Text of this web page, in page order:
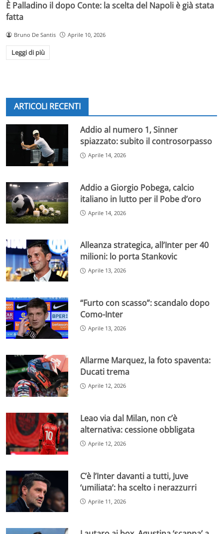
È Palladino il dopo Conte: la scelta del Napoli è già stata
fatta
Bruno De Santis Aprile 10, 2026
Leggi di più
ARTICOLI RECENTI
Addio al numero 1, Sinner
spiazzato: subito il controsorpasso
Aprile 14, 2026
Addio a Giorgio Pobega, calcio
italiano in lutto per il Pobe d’oro
Aprile 14, 2026
Alleanza strategica, all’Inter per 40
milioni: lo porta Stankovic
Aprile 13, 2026
“Furto con scasso”: scandalo dopo
Como-Inter
Aprile 13, 2026
Allarme Marquez, la foto spaventa:
Ducati trema
Aprile 12, 2026
Leao via dal Milan, non c’è
alternativa: cessione obbligata
Aprile 12, 2026
C’è l’Inter davanti a tutti, Juve
‘umiliata’: ha scelto i nerazzurri
Aprile 11, 2026